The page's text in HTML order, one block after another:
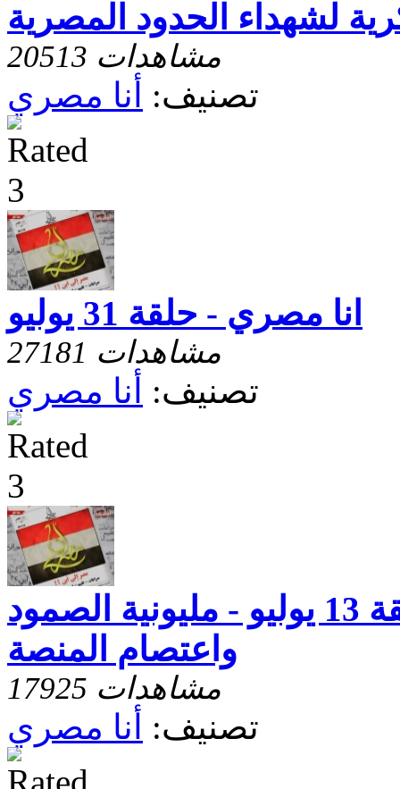
لشهداء الحدود المصرية
20513 مشاهدات
تصنيف: أنا مصري
انا مصري - حلقة 31 يوليو
27181 مشاهدات
تصنيف: أنا مصري
أنا مصرى - حلقة 13 يوليو - مليونية الصمود
واعتصام المنصة
17925 مشاهدات
تصنيف: أنا مصري